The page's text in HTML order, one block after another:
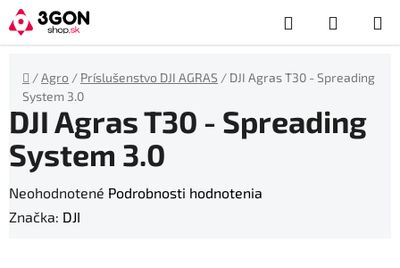
Prejsť
na
obsah
Hľadať
KOŠÍK
Domov
/Agro / Príslušenstvo DJI AGRAS / DJI Agras T30 - Spreading
System 3.0
DJI Agras T30 - Spreading
System 3.0
Priemerné
hodnotenie
Neohodnotené Podrobnosti hodnotenia
Značka: DJI